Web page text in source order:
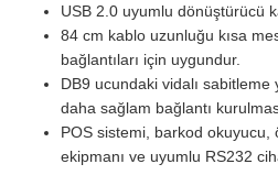
USB 2.0 uyumlu dönüştürücü
84 cm kablo uzunluğu kısa
bağlantıları için uygundur.
DB9 ucundaki vidalı sabitleme
daha sağlam bağlantı
POS sistemi, barkod okuyucu,
ekipmanı ve uyumlu RS232